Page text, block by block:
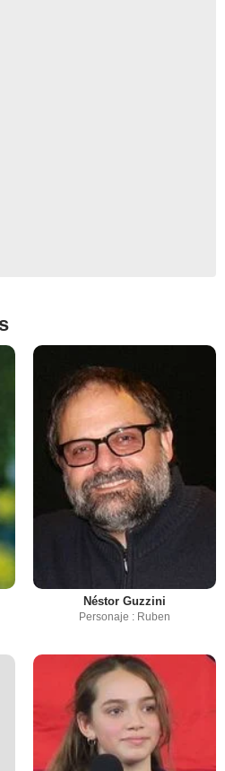
Néstor Guzzini
Personaje : Ruben